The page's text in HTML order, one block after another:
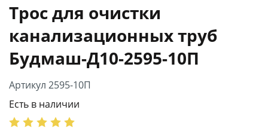
Трос для очистки
канализационных труб
Будмаш-Д10-2595-10П
Артикул 2595-10П
Есть в наличии